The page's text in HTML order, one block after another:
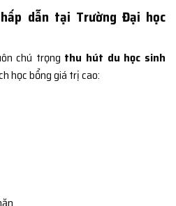
dẫn tại Trường Đại học
chú trọng thu hút du học sinh
học bổng giá trị cao: